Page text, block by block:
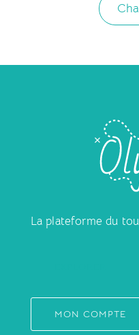
La plateforme du
MON COMPTE